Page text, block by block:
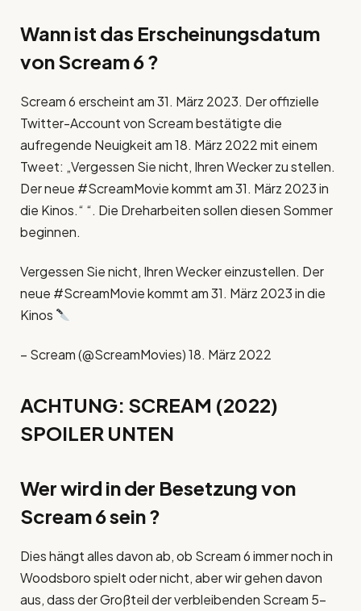
Wann ist das Erscheinungsdatum
von Scream 6 ?
Scream 6 erscheint am 31. März 2023. Der offizielle
Twitter-Account von Scream bestätigte die
aufregende Neuigkeit am 18. März 2022 mit einem
Tweet: „Vergessen Sie nicht, Ihren Wecker zu stellen.
Der neue #ScreamMovie kommt am 31. März 2023 in
die Kinos.“ “. Die Dreharbeiten sollen diesen Sommer
beginnen.
Vergessen Sie nicht, Ihren Wecker einzustellen. Der
neue #ScreamMovie kommt am 31. März 2023 in die
Kinos
– Scream (@ScreamMovies) 18. März 2022
ACHTUNG: SCREAM (2022)
SPOILER UNTEN
Wer wird in der Besetzung von
Scream 6 sein ?
Dies hängt alles davon ab, ob Scream 6 immer noch in
Woodsboro spielt oder nicht, aber wir gehen davon
aus, dass der Großteil der verbleibenden Scream 5-